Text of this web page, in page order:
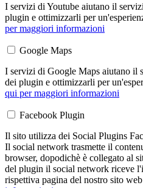
I servizi di Youtube aiutano il
plugin e ottimizzarli per
per maggiori informazioni
Google Maps
I servizi di Google Maps aiutano il
dei plugin e ottimizzarli per
qui per maggiori informazioni
Facebook Plugin
Il sito utilizza dei Social Plugins
Il social network trasmette il
browser, dopodichè è collegato al
del plugin il social network riceve
rispettiva pagina del nostro sito